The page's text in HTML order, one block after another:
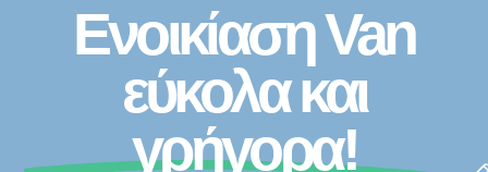
Ενοικίαση Van
εύκολα και
γρήγορα!